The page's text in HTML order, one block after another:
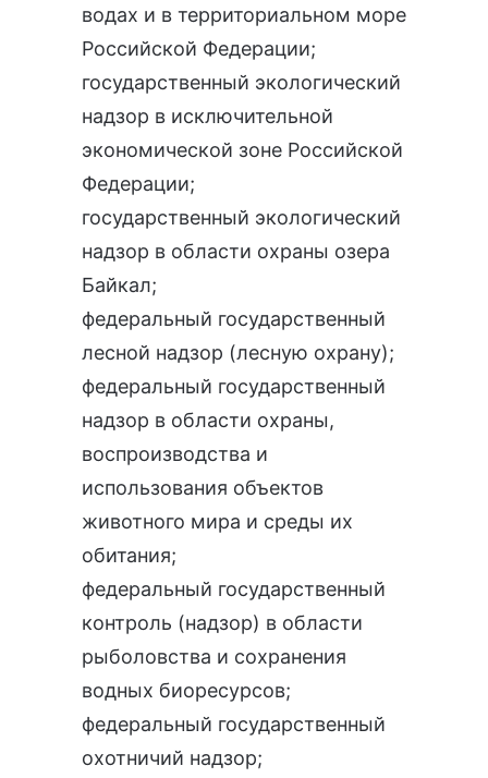
водах и в территориальном море
Российской Федерации;
государственный экологический
надзор в исключительной
экономической зоне Российской
Федерации;
государственный экологический
надзор в области охраны озера
Байкал;
федеральный государственный
лесной надзор (лесную охрану);
федеральный государственный
надзор в области охраны,
воспроизводства и
использования объектов
животного мира и среды их
обитания;
федеральный государственный
контроль (надзор) в области
рыболовства и сохранения
водных биоресурсов;
федеральный государственный
охотничий надзор;